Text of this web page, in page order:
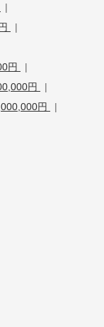
|
|
円
|
円
|
円
|